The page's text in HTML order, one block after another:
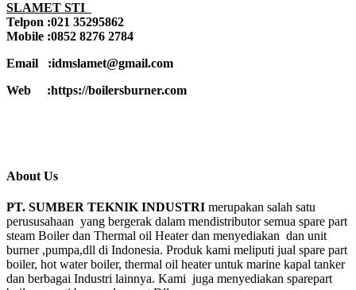
SLAMET STI
Telpon :021 35295862
Mobile :0852 8276 2784
Email :idmslamet@gmail.com
Web :https://boilersburner.com
About Us
PT. SUMBER TEKNIK INDUSTRI merupakan salah satu
perususahaan yang bergerak dalam mendistributor semua spare part
steam Boiler dan Thermal oil Heater dan menyediakan dan unit
burner ,pumpa,dll di Indonesia. Produk kami meliputi jual spare part
boiler, hot water boiler, thermal oil heater untuk marine kapal tanker
dan berbagai Industri lainnya. Kami juga menyediakan sparepart